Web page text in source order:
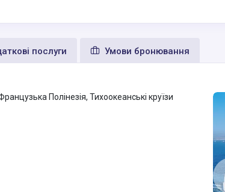
послуги Умови бронювання
Полінезія, Тихоокеанські круїзи